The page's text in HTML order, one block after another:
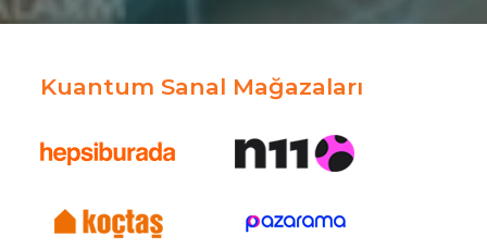
Kuantum Sanal Mağazaları